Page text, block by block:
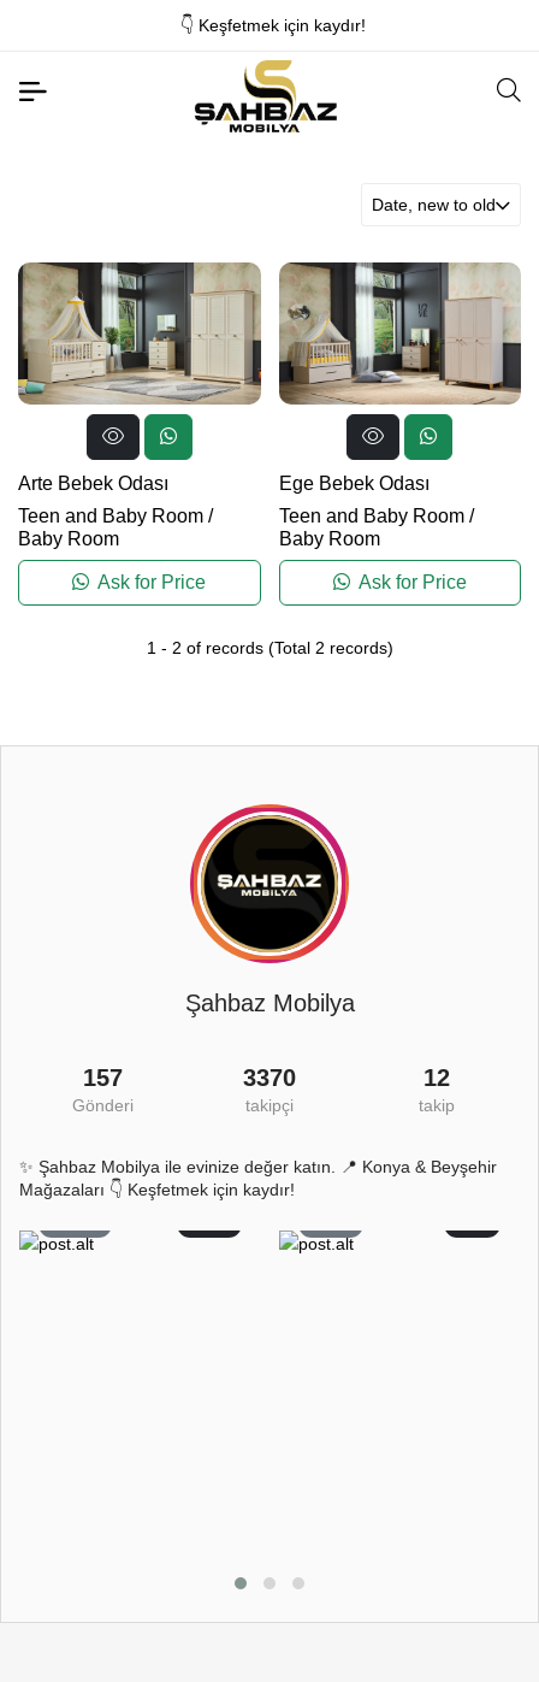
👇 Keşfetmek için kaydır!
Date, new to old
Arte Bebek Odası
Teen and Baby Room /
Baby Room
Ask for Price
Ege Bebek Odası
Teen and Baby Room/
Baby Room
Ask for Price
1 - 2 of records (Total 2 records)
Şahbaz Mobilya
157
Gönderi
3370
takipçi
12
takip
✨ Şahbaz Mobilya ile evinize değer katın. 📍 Konya & Beyşehir
Mağazaları 👇 Keşfetmek için kaydır!